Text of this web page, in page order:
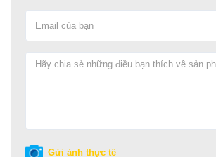
Gửi ảnh thực tế